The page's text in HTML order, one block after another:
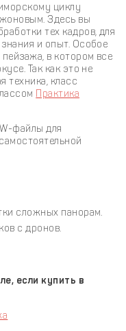
циклу
Здесь вы
тех кадров, для
и опыт. Особое
в котором все
Так как это не
техника, класс
Практика
файлы для
сложных панорам.
с дронов.
если купить в